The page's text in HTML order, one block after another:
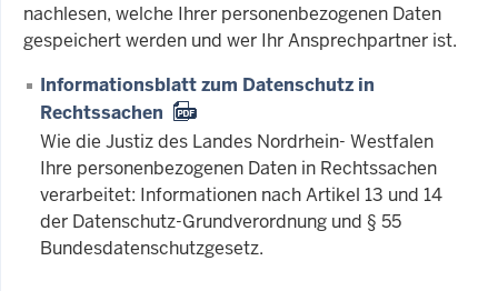
nachlesen, welche Ihrer personenbezogenen Daten
gespeichert werden und wer Ihr Ansprechpartner ist.
Informationsblatt zum Datenschutz in
Rechtssachen
Wie die Justiz des Landes Nordrhein- Westfalen
Ihre personenbezogenen Daten in Rechtssachen
verarbeitet: Informationen nach Artikel 13 und 14
der Datenschutz-Grundverordnung und § 55
Bundesdatenschutzgesetz.